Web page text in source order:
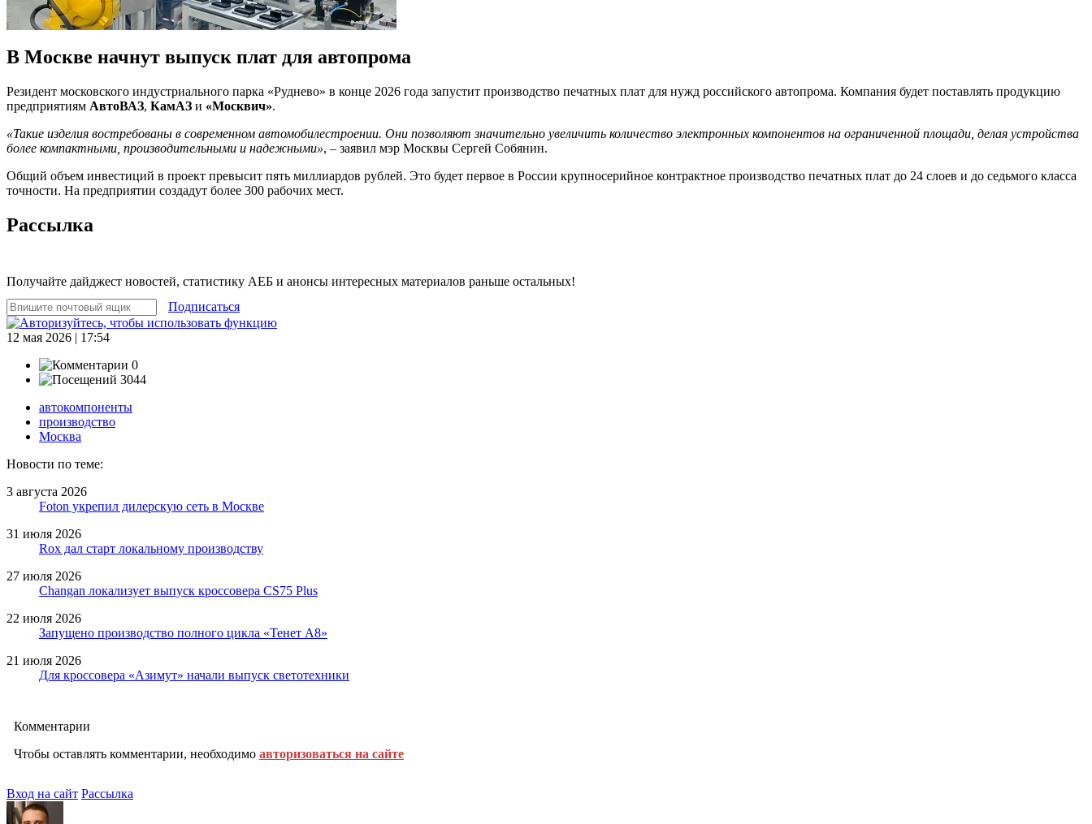
В Москве начнут выпуск плат для автопрома
Резидент московского индустриального парка «Руднево» в конце 2026 года запустит производство печатных плат для нужд российского автопрома. Компания будет поставлять продукцию
предприятиям АвтоВАЗ, КамАЗ и «Москвич».
«Такие изделия востребованы в современном автомобилестроении. Они позволяют значительно увеличить количество электронных компонентов на ограниченной площади, делая устройства
более компактными, производительными и надежными», – заявил мэр Москвы Сергей Собянин.
Общий объем инвестиций в проект превысит пять миллиардов рублей. Это будет первое в России крупносерийное контрактное производство печатных плат до 24 слоев и до седьмого класса
точности. На предприятии создадут более 300 рабочих мест.
Рассылка
Получайте дайджест новостей, статистику АЕБ и анонсы интересных материалов раньше остальных!
Подписаться
12 мая 2026 | 17:54
0
3044
автокомпоненты
производство
Москва
Новости по теме:
3 августа 2026
Foton укрепил дилерскую сеть в Москве
31 июля 2026
Rox дал старт локальному производству
27 июля 2026
Changan локализует выпуск кроссовера CS75 Plus
22 июля 2026
Запущено производство полного цикла «Тенет A8»
21 июля 2026
Для кроссовера «Азимут» начали выпуск светотехники
Комментарии
Чтобы оставлять комментарии, необходимо авторизоваться на сайте
Вход на сайт Рассылка